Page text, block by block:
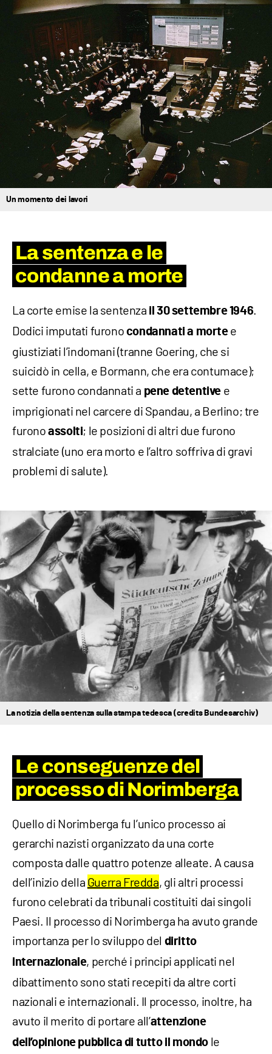
Un momento dei lavori
La sentenza e le
condanne a morte
La corte emise la sentenza il 30 settembre 1946
Dodici imputati furono condannati a mortee
giustiziati l’indomani (tranne Goering, che si
suicidò in cella, e Bormann, che era contumace);
sette furono condannati a pene detentive e
imprigionati nel carcere di Spandau, a Berlino; tre
furonoassolti; le posizioni di altri due furono
stralciate (uno era morto e l’altro soffriva di gravi
problemi di salute).
La notizia della sentenza sulla stampa tedesca (credits Bundesarchiv)
Le conseguenze del
processo di Norimberga
Quello di Norimberga fu l’unico processo ai
gerarchi nazisti organizzato da una corte
composta dalle quattro potenze alleate. A causa
dell’inizio della Guerra Fredda, gli altri processi
furono celebrati da tribunali costituiti dai singoli
Paesi. Il processo di Norimberga ha avuto grande
importanza per lo sviluppo del diritto
internazionale, perché i principi applicati nel
dibattimento sono stati recepiti da altre corti
nazionali e internazionali. Il processo, inoltre, ha
avuto il merito di portare all’attenzione
dell’opinione pubblica di tutto il mondo le